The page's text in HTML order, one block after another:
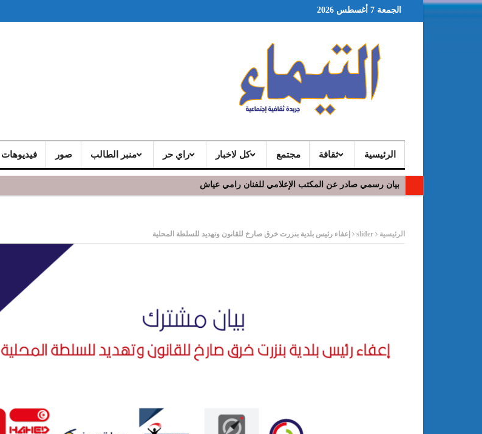
الجمعة 7 أغسطس 2026
الرئيسية ثقافة مجتمع كل لاخبار راي حر منبر الطالب صور فيديوهات
بيان رسمي صادر عن المكتب الإعلامي للفنان رامي عياش
الرئيسية slider إعفاء رئيس بلدية بنزرت خرق صارخ للقانون وتهديد للسلطة المحلية